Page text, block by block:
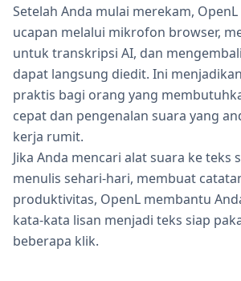
Setelah Anda mulai merekam,
ucapan melalui mikrofon browser,
untuk transkripsi AI, dan
dapat langsung diedit. Ini
praktis bagi orang yang
cepat dan pengenalan suara yang
kerja rumit.
Jika Anda mencari alat suara ke teks
menulis sehari-hari, membuat
produktivitas, OpenL membantu
kata-kata lisan menjadi teks siap
beberapa klik.